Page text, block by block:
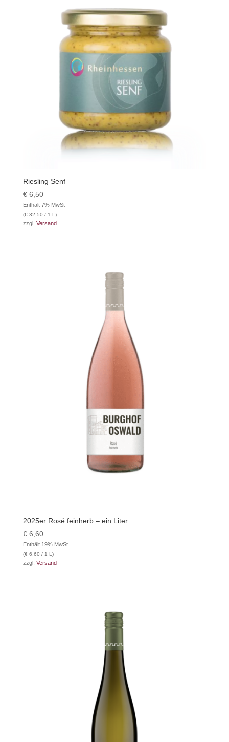
Riesling Senf
€6,50
Enthält 7% MwSt
(€32,50 / 1 L)
zzgl. Versand
2025er Rosé feinherb – ein Liter
€6,60
Enthält 19% MwSt
(€6,60 / 1 L)
zzgl. Versand